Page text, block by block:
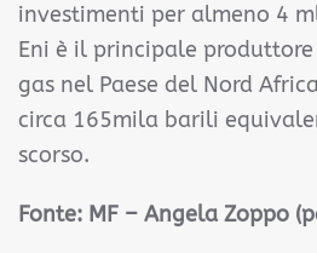
investimenti per almeno 4
Eni è il principale
gas nel Paese del Nord
circa 165mila barili
scorso.
Fonte: MF – Angela Zoppo